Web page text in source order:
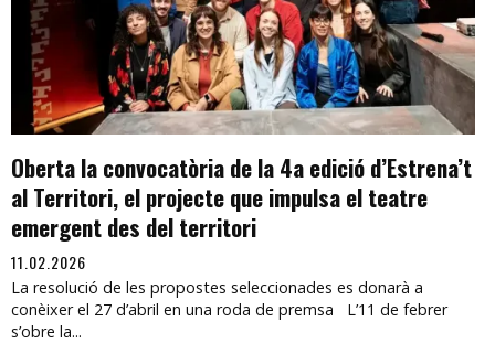
Oberta la convocatòria de la 4a edició d’Estrena’t
al Territori, el projecte que impulsa el teatre
emergent des del territori
11.02.2026
La resolució de les propostes seleccionades es donarà a
conèixer el 27 d’abril en una roda de premsa L’11 de febrer
s’obre la...